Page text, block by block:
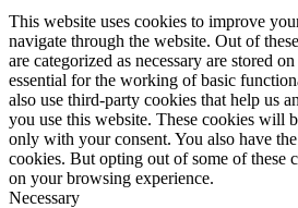
This website uses cookies to improve
navigate through the website. Out of
are categorized as necessary are stored
essential for the working of basic
also use third-party cookies that help us
you use this website. These cookies will
only with your consent. You also have
cookies. But opting out of some of these
on your browsing experience.
Necessary